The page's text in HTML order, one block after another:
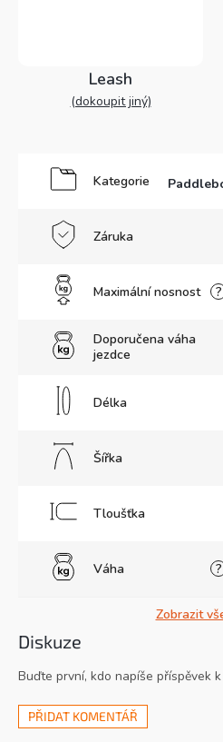
Leash
(dokoupit jiný)
Kategorie
Záruka
?
Maximální nosnost
Doporučena váha
jezdce
Délka
Šířka
Tloušťka
?
Váha
Zobrazit
Diskuze
Buďte první, kdo napíše příspěvek
PŘIDAT KOMENTÁŘ